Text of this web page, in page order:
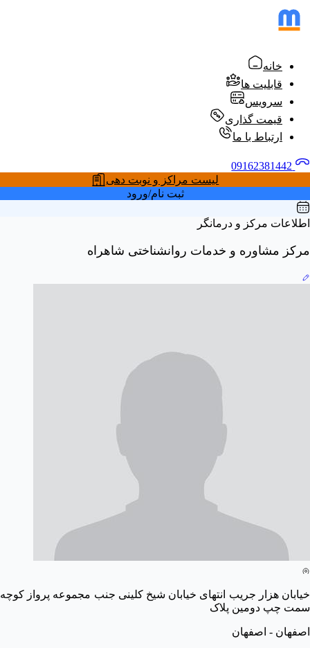
خانه
قابلیت ها
سرویس
قیمت گذاری
ارتباط با ما
لیست مراکز و نوبت دهی
ثبت نام/ورود
اطلاعات مرکز و درمانگر
مرکز مشاوره و خدمات روانشناختی شاهراه
خیابان هزار جریب انتهای خیابان شیخ کلینی جنب مجموعه پرواز کوچه
سمت چپ دومین پلاک
اصفهان - اصفهان